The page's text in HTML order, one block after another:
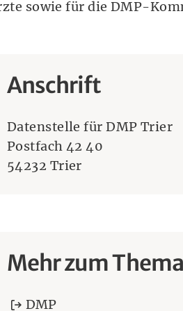
sowie für die DMP-
Anschrift
Datenstelle für DMP Trier
Postfach 42 40
54232 Trier
Mehr zum Thema
DMP